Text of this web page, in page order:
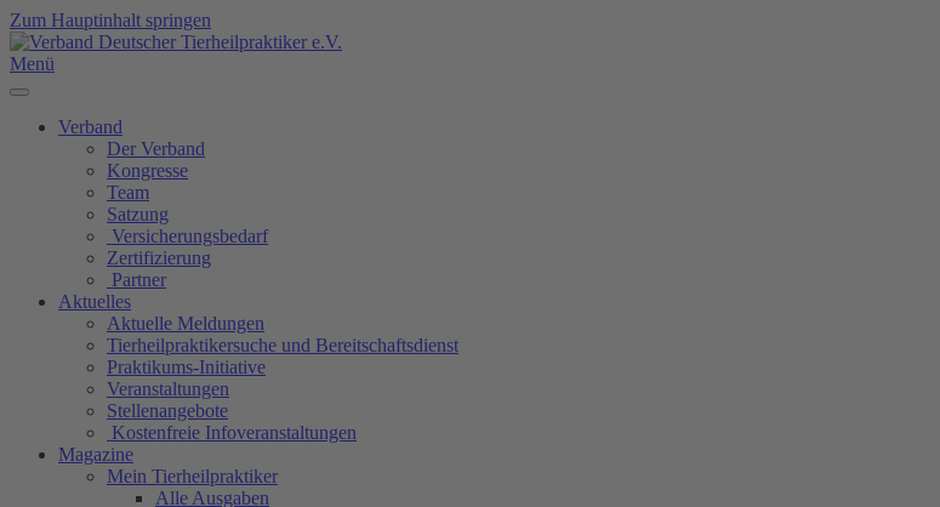
Zum Hauptinhalt springen
Menü
Verband
Der Verband
Kongresse
Team
Satzung
Versicherungsbedarf
Zertifizierung
Partner
Aktuelles
Aktuelle Meldungen
Tierheilpraktikersuche und Bereitschaftsdienst
Praktikums-Initiative
Veranstaltungen
Stellenangebote
Kostenfreie Infoveranstaltungen
Magazine
Mein Tierheilpraktiker
Alle Ausgaben